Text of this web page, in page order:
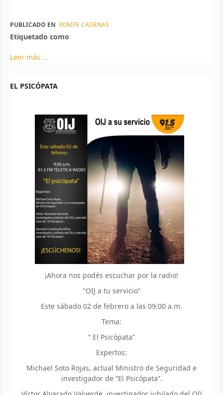
PUBLICADO EN ROMPE CADENAS
Etiquetado como
Leer más ...
EL PSICÓPATA
¡Ahora nos podés escuchar por la radio!
“OIJ a tu servicio”
Este sábado 02 de febrero a las 09:00 a.m.
Tema:
“ El Psicópata”
Expertos:
Michael Soto Rojas, actual Ministro de Seguridad e
investigador de “El Psicópata”.